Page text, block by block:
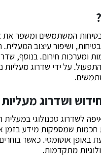
המשתמשים ומשפר את
ושיפור עיצוב
חירום. בנוסף,
על ידי שדרוג
ושדרוג מעליות
לשדרוג טכנולוגי
חכמות שמספקות מידע
אוטומטי. כאשר בוחרים
מתקדמות.